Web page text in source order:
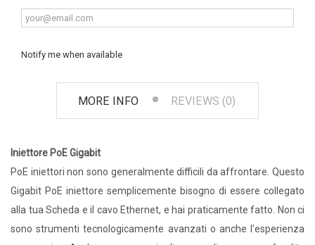
Notify me when available
MORE INFO REVIEWS (0)
Iniettore PoE Gigabit
PoE iniettori non sono generalmente difficili da affrontare. Questo
Gigabit PoE iniettore semplicemente bisogno di essere collegato
alla tua Scheda e il cavo Ethernet, e hai praticamente fatto. Non ci
sono strumenti tecnologicamente avanzati o anche l'esperienza